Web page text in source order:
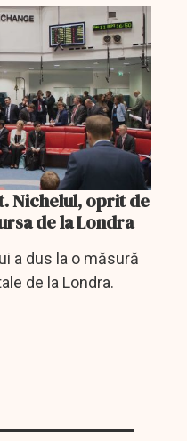
Nichelul, oprit de
de la Londra
a dus la o măsură
de la Londra.